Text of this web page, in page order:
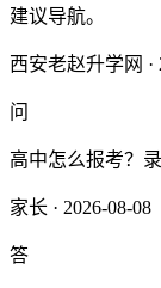
建议导航。
西安老赵升学网 ·
问
高中怎么报考？
家长 · 2026-08-08
答